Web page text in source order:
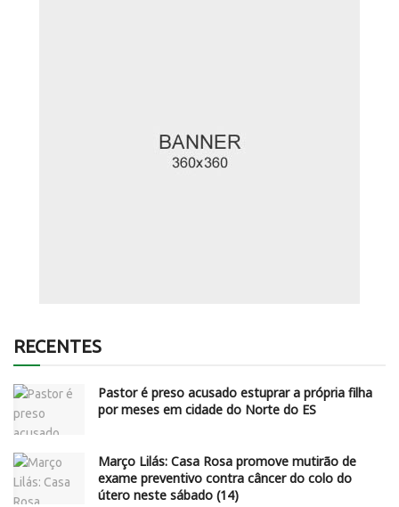
RECENTES
Pastor é preso acusado estuprar a própria filha
por meses em cidade do Norte do ES
Março Lilás: Casa Rosa promove mutirão de
exame preventivo contra câncer do colo do
útero neste sábado (14)